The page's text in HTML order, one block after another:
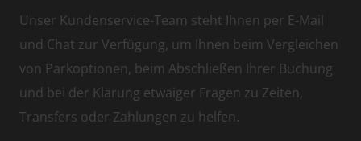
Unser Kundenservice-Team steht Ihnen per E-Mail
und Chat zur Verfügung, um Ihnen beim Vergleichen
von Parkoptionen, beim Abschließen Ihrer Buchung
und bei der Klärung etwaiger Fragen zu Zeiten,
Transfers oder Zahlungen zu helfen.